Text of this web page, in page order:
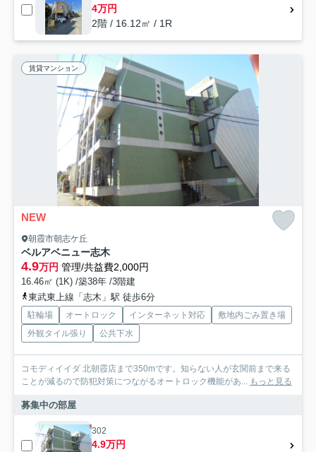
4万円
2階 / 16.12㎡ / 1R
賃貸マンション
NEW
朝霞市朝志ケ丘
ベルアベニュー志木
4.9万円 管理/共益費2,000円
16.46㎡ (1K) /築38年 /3階建
東武東上線「志木」駅 徒歩6分
駐輪場 オートロック インターネット対応
敷地内ごみ置き場
外観タイル張り
公共下水
コモディイイダ 北朝霞店まで350mです。知らない人が玄関前まで来る
ことが減るので防犯対策につながるオートロック機能があ... もっと見る
募集中の部屋
302
4.9万円